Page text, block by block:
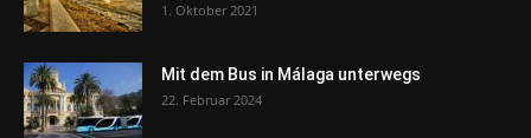
1. Oktober 2021
Mit dem Bus in Málaga unterwegs
22. Februar 2024